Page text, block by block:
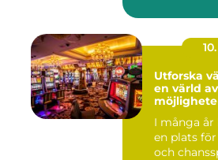
Utforska
en värld
I många år
en plats
och